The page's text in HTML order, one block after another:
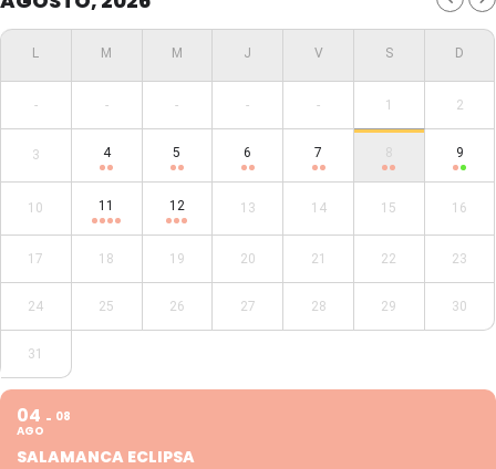
- - - - - 1 2
3 4 5 6 7 8 9
10 11 12 13 14 15 16
17 18 19 20 21 22 23
24 25 26 27 28 29 30
31
04
AGO
08
SALAMANCA ECLIPSA